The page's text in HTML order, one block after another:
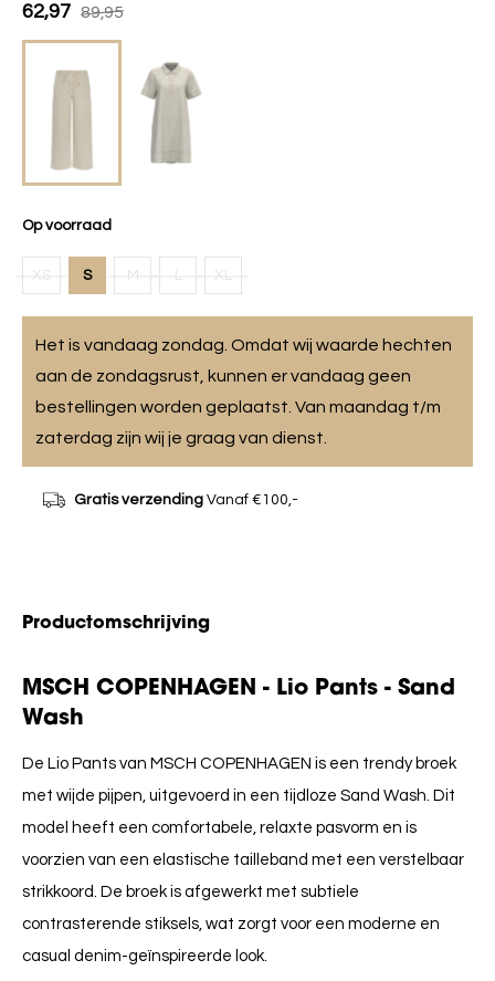
62,97 89,95
Op voorraad
XS S M L XL
Het is vandaag zondag. Omdat wij waarde hechten
aan de zondagsrust, kunnen er vandaag geen
bestellingen worden geplaatst. Van maandag t/m
zaterdag zijn wij je graag van dienst.
Gratis verzendingVanaf €100,-
Productomschrijving
MSCH COPENHAGEN - Lio Pants - Sand
Wash
De Lio Pants van MSCH COPENHAGEN is een trendy broek
met wijde pijpen, uitgevoerd in een tijdloze Sand Wash. Dit
model heeft een comfortabele, relaxte pasvorm en is
voorzien van een elastische tailleband met een verstelbaar
strikkoord. De broek is afgewerkt met subtiele
contrasterende stiksels, wat zorgt voor een moderne en
casual denim-geïnspireerde look.